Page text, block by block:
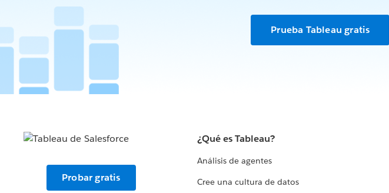
Prueba Tableau gratis
Probar gratis
¿Qué es Tableau?
Análisis de agentes
Cree una cultura de datos